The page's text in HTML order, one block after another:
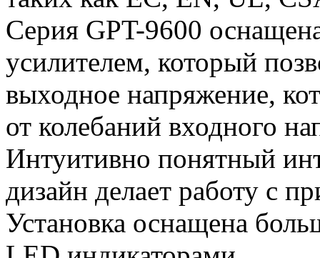
Серия GPT-9600
усилителем, который
выходное напряжение,
от колебаний входного
Интуитивно понятный
дизайн делает работу с
Установка оснащена